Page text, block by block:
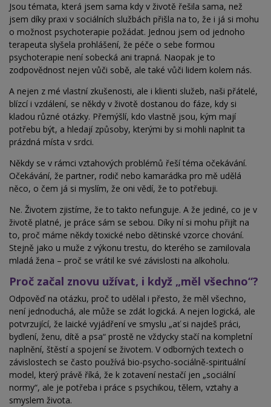
Jsou témata, která jsem sama kdy v životě řešila sama, než
jsem díky praxi v sociálních službách přišla na to, že i já si mohu
o možnost psychoterapie požádat. Jednou jsem od jednoho
terapeuta slyšela prohlášení, že péče o sebe formou
psychoterapie není sobecká ani trapná. Naopak je to
zodpovědnost nejen vůči sobě, ale také vůči lidem kolem nás.
A nejen z mé vlastní zkušenosti, ale i klienti služeb, naši přátelé,
blízcí i vzdálení, se někdy v životě dostanou do fáze, kdy si
kladou různé otázky. Přemýšlí, kdo vlastně jsou, kým mají
potřebu být, a hledají způsoby, kterými by si mohli naplnit ta
prázdná místa v srdci.
Někdy se v rámci vztahových problémů řeší téma očekávání.
Očekávání, že partner, rodič nebo kamarádka pro mě udělá
něco, o čem já si myslím, že oni vědí, že to potřebuji.
Ne. Životem zjistíme, že to takto nefunguje. A že jediné, co je v
životě platné, je práce sám se sebou. Díky ní si mohu přijít na
to, proč máme někdy toxické nebo dětinské vzorce chování.
Stejně jako u muže z výkonu trestu, do kterého se zamilovala
mladá žena – proč se vrátil ke své závislosti na alkoholu.
Proč začal znovu užívat, i když „měl všechno“?
Odpověď na otázku, proč to udělal i přesto, že měl všechno,
není jednoduchá, ale může se zdát logická. A nejen logická, ale
potvrzující, že laické vyjádření ve smyslu „ať si najdeš práci,
bydlení, ženu, dítě a psa“ prostě ne vždycky stačí na kompletní
naplnění, štěstí a spojení se životem. V odborných textech o
závislostech se často používá bio-psycho-sociálně-spirituální
model, který právě říká, že k zotavení nestačí jen „sociální
normy“, ale je potřeba i práce s psychikou, tělem, vztahy a
smyslem života.